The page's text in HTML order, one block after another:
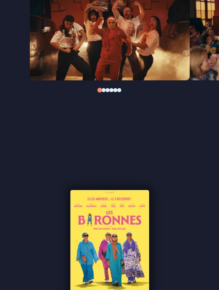
het leven van jonge mannen in Molenbeek centraal
stelde, verschuift hij inLes Baronneshet
perspectief naar een nieuwe generatie: hun
(groot)moeders. Met humor, tederheid en een
vleugje magisch realisme viert de film de kracht van
solidariteit en vrouwelijke emancipatie, en laat hij
zien dat het nooit te laat is om opnieuw te